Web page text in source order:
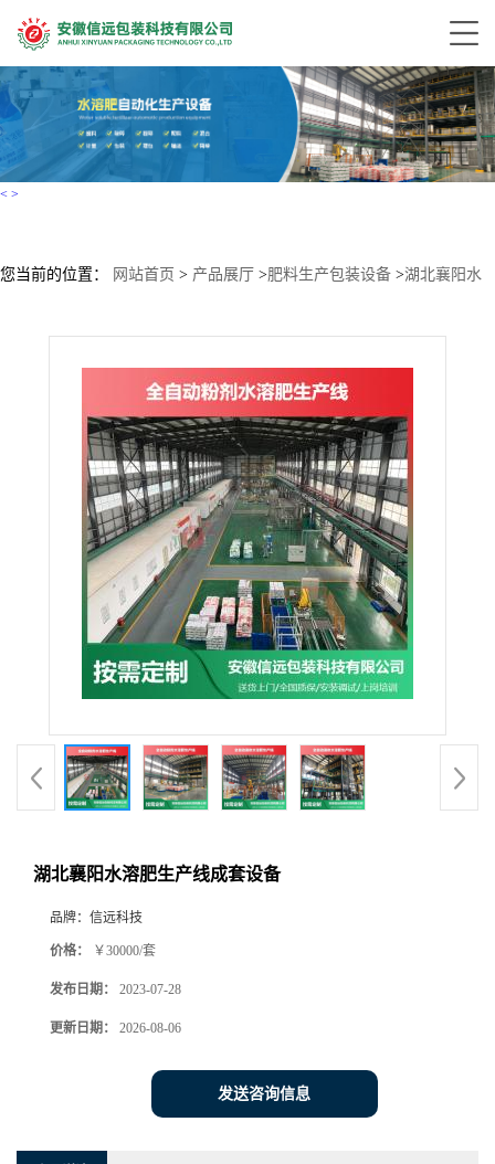
< >
您当前的位置： 网站首页 > 产品展厅 >肥料生产包装设备 >湖北襄阳水
湖北襄阳水溶肥生产线成套设备
品牌： 信远科技
价格： ￥30000/套
发布日期： 2023-07-28
更新日期： 2026-08-06
发送咨询信息